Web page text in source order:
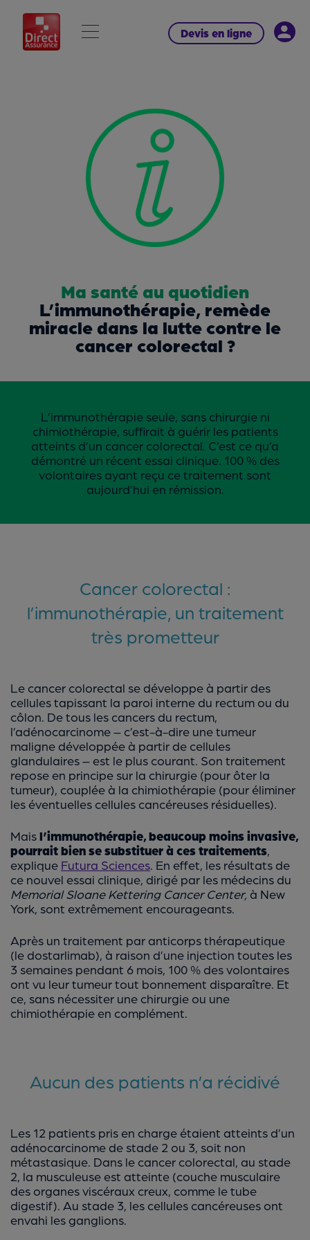
Devis en ligne
Ma santé au quotidien
L’immunothérapie, remède
miracle dans la lutte contre le
cancer colorectal ?
L’immunothérapie seule, sans chirurgie ni
chimiothérapie, suffirait à guérir les patients
atteints d’un cancer colorectal. C’est ce qu’a
démontré un récent essai clinique. 100 % des
volontaires ayant reçu ce traitement sont
aujourd’hui en rémission.
Cancer colorectal :
l’immunothérapie, un traitement
très prometteur
Le cancer colorectal se développe à partir des
cellules tapissant la paroi interne du rectum ou du
côlon. De tous les cancers du rectum,
l’adénocarcinome – c’est-à-dire une tumeur
maligne développée à partir de cellules
glandulaires – est le plus courant. Son traitement
repose en principe sur la chirurgie (pour ôter la
tumeur), couplée à la chimiothérapie (pour éliminer
les éventuelles cellules cancéreuses résiduelles).
Maisl’immunothérapie, beaucoup moins invasive,
pourrait bien se substituer à ces traitements
explique Futura Sciences . En effet, les résultats de
ce nouvel essai clinique, dirigé par les médecins du
Memorial Sloane Kettering Cancer Center, à New
York, sont extrêmement encourageants.
Après un traitement par anticorps thérapeutique
(le dostarlimab), à raison d’une injection toutes les
3 semaines pendant 6 mois, 100 % des volontaires
ont vu leur tumeur tout bonnement disparaître. Et
ce, sans nécessiter une chirurgie ou une
chimiothérapie en complément.
Aucun des patients n’a récidivé
Les 12 patients pris en charge étaient atteints d’un
adénocarcinome de stade 2 ou 3, soit non
métastasique. Dans le cancer colorectal, au stade
2, la musculeuse est atteinte (couche musculaire
des organes viscéraux creux, comme le tube
digestif). Au stade 3, les cellules cancéreuses ont
envahi les ganglions.